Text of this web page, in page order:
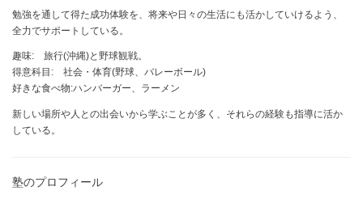
勉強を通して得た成功体験を、将来や日々の生活にも活かしていけるよう、
全力でサポートしている。
趣味: 旅行(沖縄)と野球観戦。
得意科目: 社会・体育(野球、バレーボール)
好きな食べ物:ハンバーガー、ラーメン
新しい場所や人との出会いから学ぶことが多く、それらの経験も指導に活か
している。
塾のプロフィール